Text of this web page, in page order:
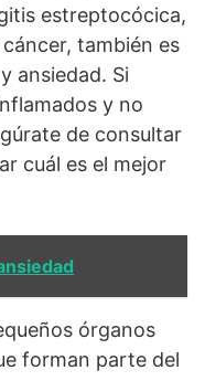
estreptocócica,
también es
ansiedad. Si
y no
de consultar
cuál es el mejor
órganos
forman parte del